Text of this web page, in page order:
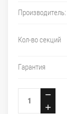
Производитель:
Кол-во секций
Гарантия
−
+